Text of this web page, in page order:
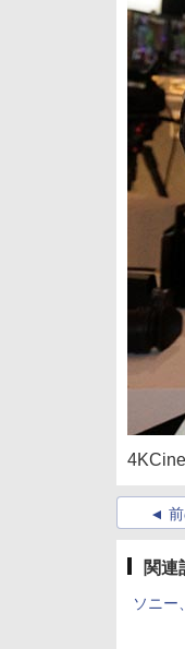
関連
ソニー